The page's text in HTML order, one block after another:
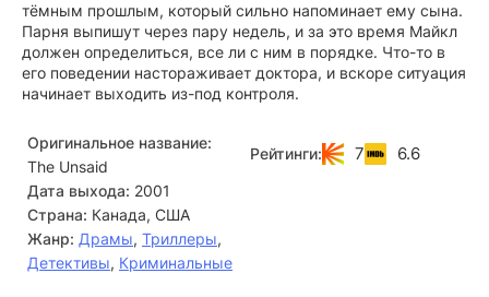
тёмным прошлым, который сильно напоминает ему сына.
Парня выпишут через пару недель, и за это время Майкл
должен определиться, все ли с ним в порядке. Что-то в
его поведении настораживает доктора, и вскоре ситуация
начинает выходить из-под контроля.
Оригинальное название:
The Unsaid
Дата выхода: 2001
Страна: Канада, США
Жанр: Драмы, Триллеры,
Детективы, Криминальные
Рейтинги: 7 6.6